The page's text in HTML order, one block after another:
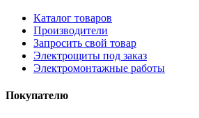
Каталог товаров
Производители
Запросить свой товар
Электрощиты под заказ
Электромонтажные работы
Покупателю